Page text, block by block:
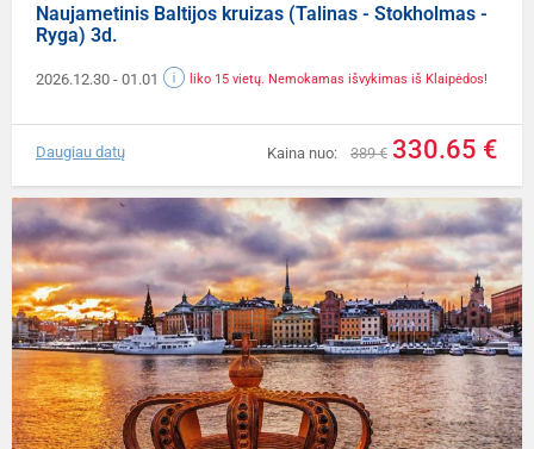
Naujametinis Baltijos kruizas (Talinas - Stokholmas -
Ryga) 3d.
2026.12.30 - 01.01 liko 15 vietų. Nemokamas išvykimas iš Klaipėdos!
Kaina nuo: 389 € 330.65 €
Daugiau datų